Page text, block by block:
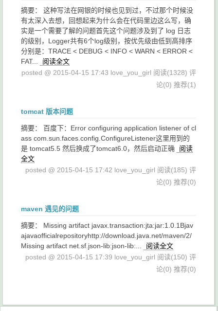
摘要： 这种写法在网银的时候也见到过，不过那个时候没
有太深入去想，回想起来为什么会在代码里边这么写，确
实是一个需要了解的问题首先这个问题涉及到了 log 日志
的级别，Logger共有6个log级别，按优先级由低到高排序
分别是：TRACE < DEBUG < INFO < WARN < ERROR <
FAT...
阅读全文
posted @ 2015-04-15 17:43 love_you_girl 阅读(1328) 评
论(0) 推荐(1)
tomcat 版本问题
摘要： 百度下：Error configuring application listener of cl
ass com.sun.faces.config.ConfigureListener这里用到的
是 tomcat5.5 然后换成了tomcat6.0，然后启动正确
阅读
全文
posted @ 2015-04-15 17:42 love_you_girl 阅读(185) 评
论(0) 推荐(0)
maven 遇见的问题
摘要： Missing artifact javax.transaction:jta:jar:1.0.1Bjav
ajavaofficialrepositoryhttp://download.java.net/maven/2/
Missing artifact net.sf.json-lib:json-lib:...
阅读全文
posted @ 2015-04-15 17:39 love_you_girl 阅读(150) 评
论(0) 推荐(0)